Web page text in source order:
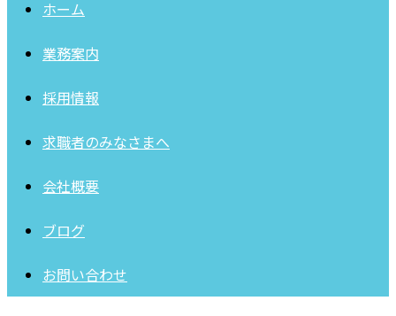
ホーム
業務案内
採用情報
求職者のみなさまへ
会社概要
ブログ
お問い合わせ